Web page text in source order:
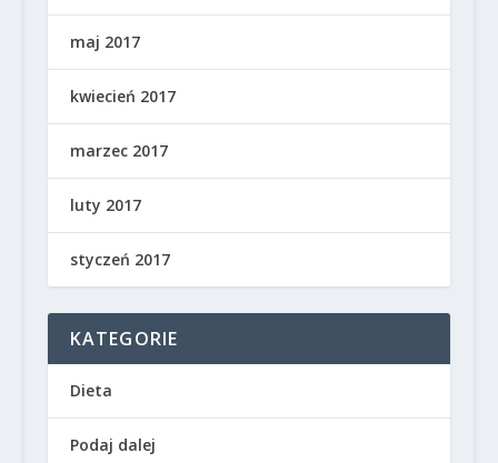
maj 2017
kwiecień 2017
marzec 2017
luty 2017
styczeń 2017
KATEGORIE
Dieta
Podaj dalej